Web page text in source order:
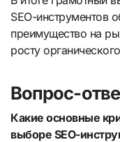
SEO-инструментов
преимущество на
росту
Вопрос-
Какие основные
выборе SEO-